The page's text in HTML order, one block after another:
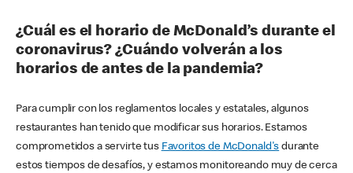
¿Cuál es el horario de McDonald’s durante el
coronavirus? ¿Cuándo volverán a los
horarios de antes de la pandemia?
Para cumplir con los reglamentos locales y estatales, algunos
restaurantes han tenido que modificar sus horarios. Estamos
comprometidos a servirte tus Favoritos de McDonald's durante
estos tiempos de desafíos, y estamos monitoreando muy de cerca